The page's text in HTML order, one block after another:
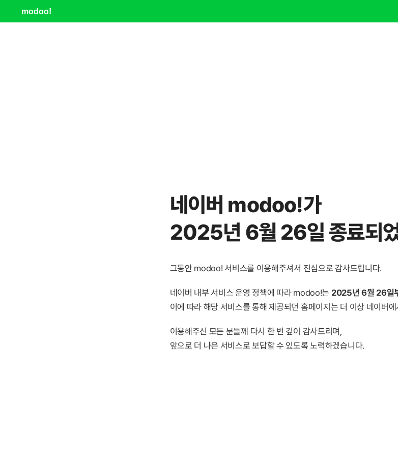
modoo!
네이버 modoo!가
2025년 6월 26일 종료되
그동안 modoo! 서비스를 이용해주셔서 진심으로 감사드립니다.
네이버 내부 서비스 운영 정책에 따라 modoo!는 2025년 6월 26일
이에 따라 해당 서비스를 통해 제공되던 홈페이지는 더 이상 네이버
이용해주신 모든 분들께 다시 한 번 깊이 감사드리며,
앞으로 더 나은 서비스로 보답할 수 있도록 노력하겠습니다.